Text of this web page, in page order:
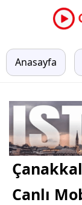
Anasayfa
Canlı